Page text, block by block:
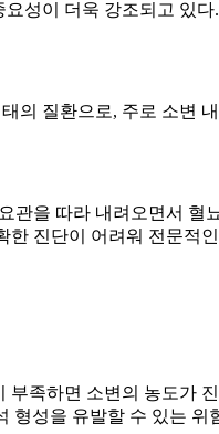
성이 더욱 강조되고 있
의 질환으로, 주로 소
관을 따라 내려오면서
진단이 어려워 전문적
족하면 소변의 농도가
형성을 유발할 수 있는 위